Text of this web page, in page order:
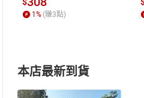
1% (賺3點)
本店最新到貨